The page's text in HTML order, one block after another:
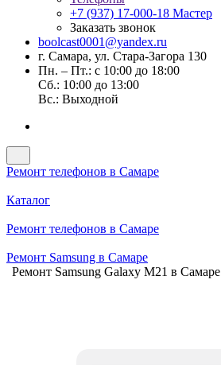
+7 (937) 17-000-18 Мастер
Заказать звонок
boolcast0001@yandex.ru
г. Самара, ул. Стара-Загора 130
Пн. – Пт.: с 10:00 до 18:00
Сб.: 10:00 до 13:00
Вс.: Выходной
Ремонт телефонов в Самаре
Каталог
Ремонт телефонов в Самаре
Ремонт Samsung в Самаре
Ремонт Samsung Galaxy M21 в Самаре